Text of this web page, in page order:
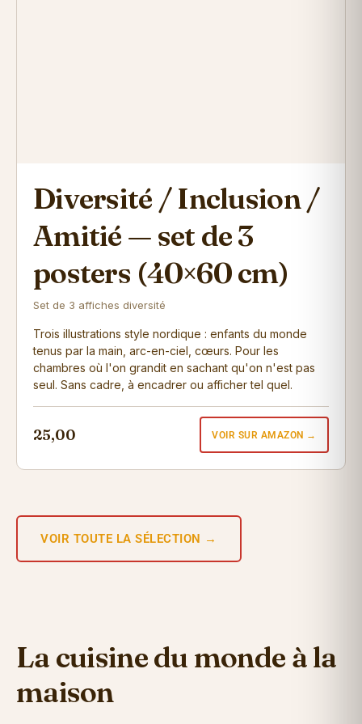
Diversité / Inclusion /
Amitié — set de 3
posters (40×60 cm)
Set de 3 affiches diversité
Trois illustrations style nordique : enfants du monde
tenus par la main, arc-en-ciel, cœurs. Pour les
chambres où l'on grandit en sachant qu'on n'est pas
seul. Sans cadre, à encadrer ou afficher tel quel.
25,00 VOIR SUR AMAZON →
VOIR TOUTE LA SÉLECTION →
La cuisine du monde à la
maison